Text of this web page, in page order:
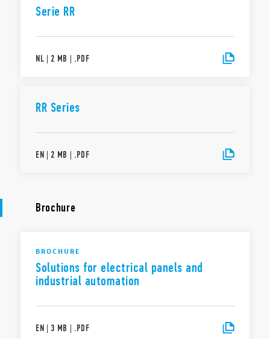
Serie RR
NL | 2 MB | .PDF
RR Series
EN | 2 MB | .PDF
Brochure
BROCHURE
Solutions for electrical panels and
industrial automation
EN | 3 MB | .PDF